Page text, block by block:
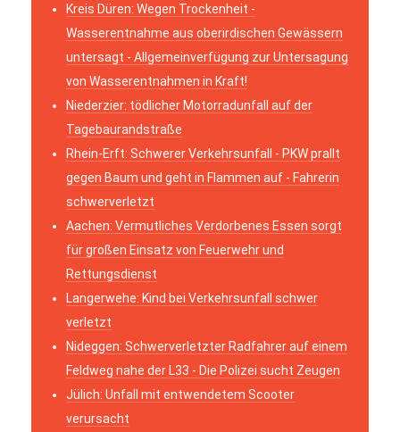
Kreis Düren: Wegen Trockenheit -
Wasserentnahme aus oberirdischen Gewässern
untersagt - Allgemeinverfügung zur Untersagung
von Wasserentnahmen in Kraft!
Niederzier: tödlicher Motorradunfall auf der
Tagebaurandstraße
Rhein-Erft: Schwerer Verkehrsunfall - PKW prallt
gegen Baum und geht in Flammen auf - Fahrerin
schwerverletzt
Aachen: Vermutliches Verdorbenes Essen sorgt
für großen Einsatz von Feuerwehr und
Rettungsdienst
Langerwehe: Kind bei Verkehrsunfall schwer
verletzt
Nideggen: Schwerverletzter Radfahrer auf einem
Feldweg nahe der L33 - Die Polizei sucht Zeugen
Jülich: Unfall mit entwendetem Scooter
verursacht